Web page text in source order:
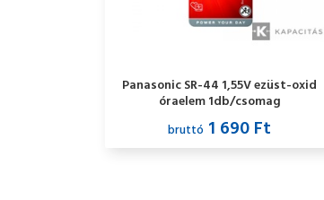
Panasonic SR-44 1,55V ezüst-oxid
óraelem 1db/csomag
bruttó 1 690 Ft